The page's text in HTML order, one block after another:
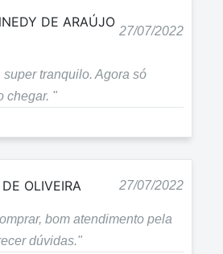
DE ARAÚJO
27/07/2022
super tranquilo. Agora só
chegar. "
OLIVEIRA 27/07/2022
bom atendimento pela
dúvidas."